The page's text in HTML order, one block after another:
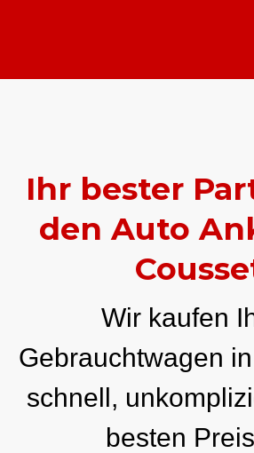
Ihr bester
den Auto
Wir kaufen
Gebrauchtwagen
schnell,
besten